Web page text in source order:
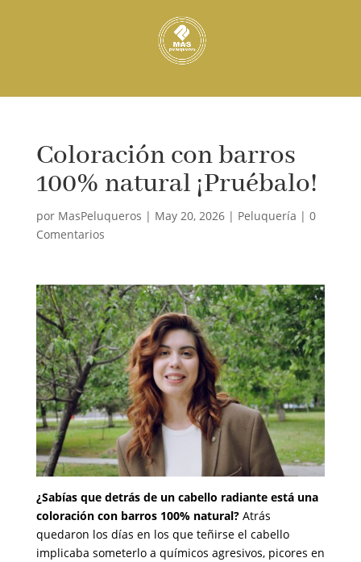
Coloración con barros
100% natural ¡Pruébalo!
por MasPeluqueros | May 20, 2026| Peluquería | 0
Comentarios
¿Sabías que detrás de un cabello radiante está una
coloración con barros 100% natural?Atrás
quedaron los días en los que teñirse el cabello
implicaba someterlo a químicos agresivos, picores en